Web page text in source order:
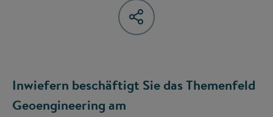
Inwiefern beschäftigt Sie das Themenfeld
Geoengineering am